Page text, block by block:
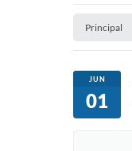
Principal
JUN
01